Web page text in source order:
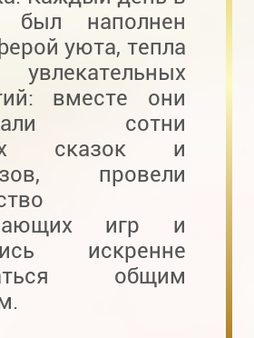
был наполнен
уюта, тепла
вместе они
сотни
сказок и
провели
игр и
искренне
общим